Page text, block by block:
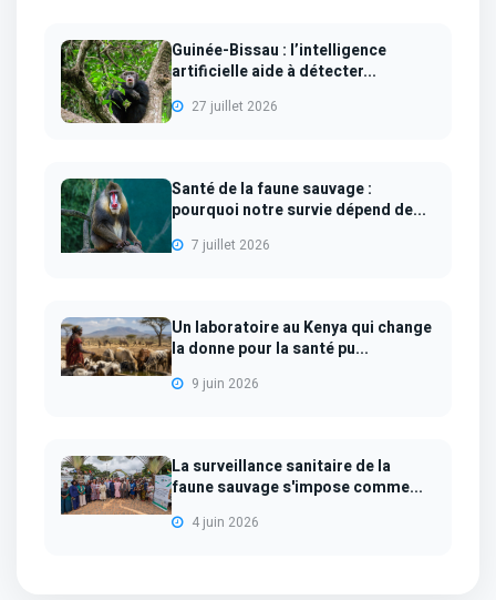
Guinée-Bissau : l’intelligence
artificielle aide à détecter...
27 juillet 2026
Santé de la faune sauvage :
pourquoi notre survie dépend de...
7 juillet 2026
Un laboratoire au Kenya qui change
la donne pour la santé pu...
9 juin 2026
La surveillance sanitaire de la
faune sauvage s'impose comme...
4 juin 2026